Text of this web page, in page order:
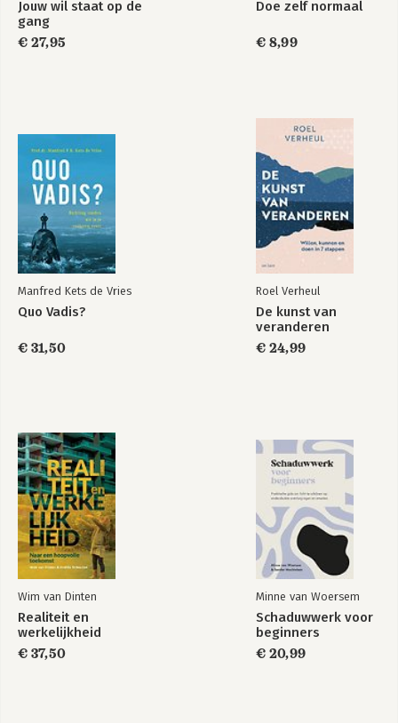
Change
10 Onze blinde vlek houdt ons voor de gek: onverwachte
triggers voor het kantelpunt 209
13 De zeven basisstrategieën voor verandering 300
Dankwoord 309
Noten en literatuur 311
Register 339
Over de auteur 347
Jouw wil staat op de
gang
€ 27,95
Doe zelf normaal
€ 8,99
Manfred Kets de Vries
Quo Vadis?
€ 31,50
Roel Verheul
De kunst van
veranderen
€ 24,99
Wim van Dinten
Realiteit en
werkelijkheid
€ 37,50
Minne van Woersem
Schaduwwerk voor
beginners
€ 20,99